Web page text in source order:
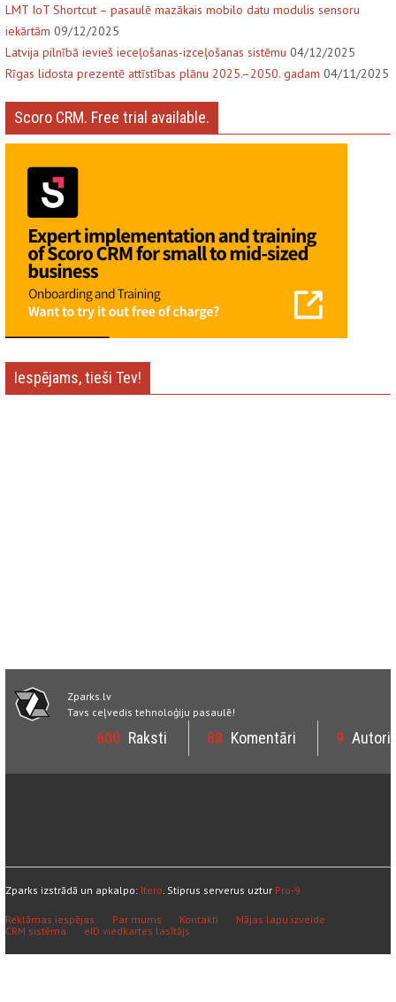
LMT IoT Shortcut – pasaulē mazākais mobilo datu modulis sensoru
iekārtām 09/12/2025
Latvija pilnībā ievieš ieceļošanas-izceļošanas sistēmu 04/12/2025
Rīgas lidosta prezentē attīstības plānu 2025.–2050. gadam 04/11/2025
Scoro CRM. Free trial available.
Iespējams, tieši Tev!
Zparks.lv
Tavs ceļvedis tehnoloģiju pasaulē!
600 Raksti 88 Komentāri 9 Autori
Zparks izstrādā un apkalpo: Itero . Stiprus serverus uztur Pro-9
Reklāmas iespējas Par mums Kontakti
Mājas lapu izveide
CRM sistēma
eID viedkartes lasītājs